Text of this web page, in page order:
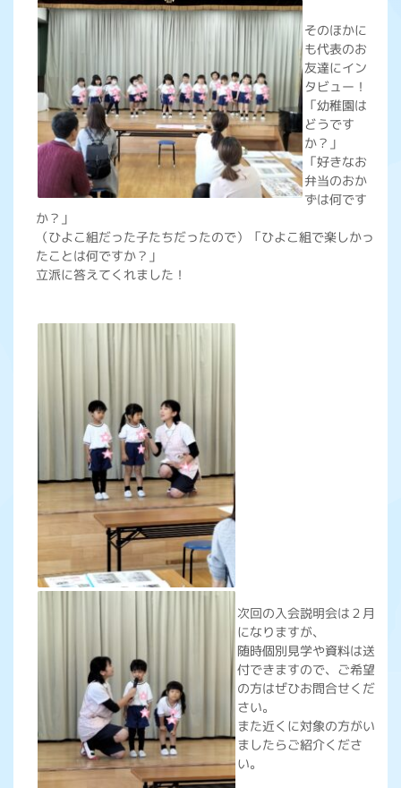
そのほかに
も代表のお
友達にイン
タビュー！
「幼稚園は
どうです
か？」
「好きなお
弁当のおか
ずは何です
か？」
（ひよこ組だった子たちだったので）「ひよこ組で楽しかっ
たことは何ですか？」
立派に答えてくれました！
次回の入会説明会は２月
になりますが、
随時個別見学や資料は送
付できますので、ご希望
の方はぜひお問合せくだ
さい。
また近くに対象の方がい
ましたらご紹介くださ
い。